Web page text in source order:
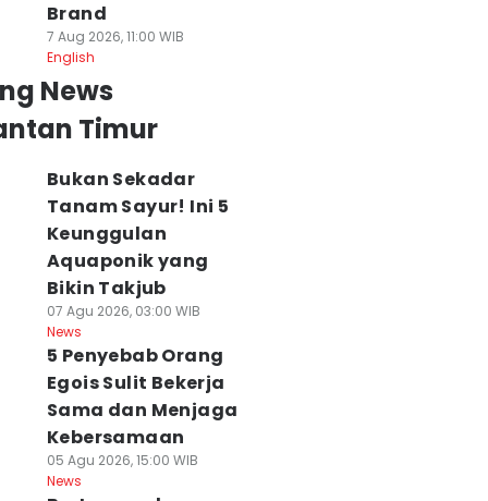
Brand
7 Aug 2026, 11:00 WIB
English
News
Timur
Bukan Sekadar
Tanam Sayur! Ini 5
Keunggulan
Aquaponik yang
Bikin Takjub
07 Agu 2026, 03:00 WIB
News
5 Penyebab Orang
Egois Sulit Bekerja
Sama dan Menjaga
Kebersamaan
05 Agu 2026, 15:00 WIB
News